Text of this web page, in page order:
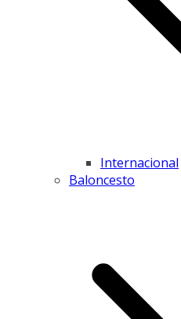
Internacional
Baloncesto